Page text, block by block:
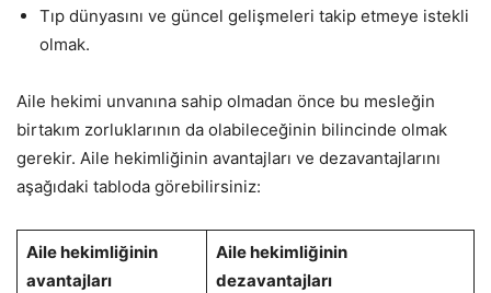
Tıp dünyasını ve güncel gelişmeleri takip etmeye istekli
olmak.
Aile hekimi unvanına sahip olmadan önce bu mesleğin
birtakım zorluklarının da olabileceğinin bilincinde olmak
gerekir. Aile hekimliğinin avantajları ve dezavantajlarını
aşağıdaki tabloda görebilirsiniz:
Aile hekimliğinin
avantajları
Aile hekimliğinin
dezavantajları